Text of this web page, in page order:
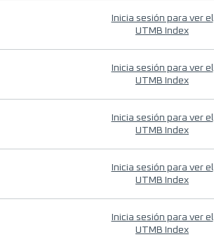
Inicia sesión para ver el
UTMB Index
Inicia sesión para ver el
UTMB Index
Inicia sesión para ver el
UTMB Index
Inicia sesión para ver el
UTMB Index
Inicia sesión para ver el
UTMB Index